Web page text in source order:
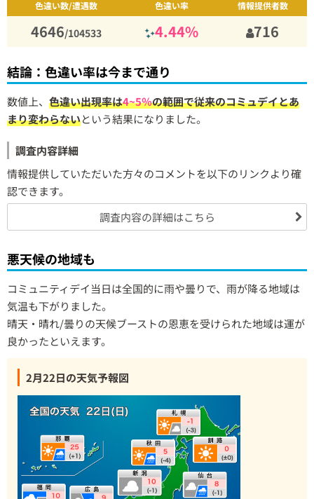
色違い数/遭遇数 色違い率 情報提供者数
4646/104533 4.44% 716
結論：色違い率は今まで通り
数値上、 色違い出現率は4~5％の範囲で従来のコミュデイとあ
まり変わらないという結果になりました。
調査内容詳細
情報提供していただいた方々のコメントを以下のリンクより確
認できます。
調査内容の詳細はこちら
悪天候の地域も
コミュニティデイ当日は全国的に雨や曇りで、雨が降る地域は
気温も下がりました。
晴天・晴れ/曇りの天候ブーストの恩恵を受けられた地域は運が
良かったといえます。
2月22日の天気予報図